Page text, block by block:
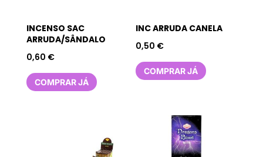
INCENSO SAC
ARRUDA/SÂNDALO
0,60 €
COMPRAR JÁ
INC ARRUDA CANELA
0,50 €
COMPRAR JÁ